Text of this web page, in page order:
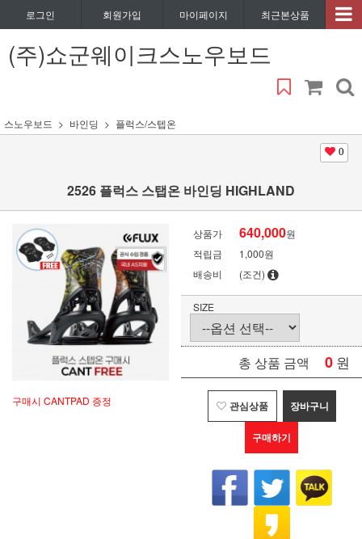
로그인 회원가입 마이페이지 최근본상품
(주)쇼군웨이크스노우보드
스노우보드 바인딩 플럭스/스텝온
0
2526 플럭스 스탭온 바인딩 HIGHLAND
구매시 CANTPAD 증정
상품가 640,000원
적립금
1,000원
배송비
(조건)
SIZE
총 상품 금액 0 원
관심상품 장바구니
구매하기